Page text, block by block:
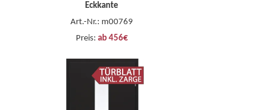
Eckkante
Art.-Nr.: m00769
Preis: ab 456€